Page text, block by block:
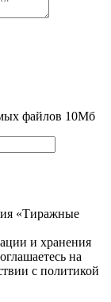
файлов 10Мб
«Тиражные
и хранения
на
с политикой